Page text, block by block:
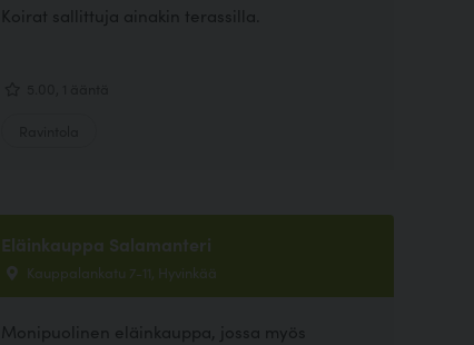
Koirat sallittuja ainakin terassilla.
Eläinkauppa Salamanteri
Kauppalankatu 7-11, Hyvinkää
Monipuolinen eläinkauppa, jossa myös